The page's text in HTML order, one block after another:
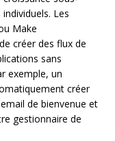
Les
Make
créer des flux de
sans
exemple, un
créer
de bienvenue et
gestionnaire de